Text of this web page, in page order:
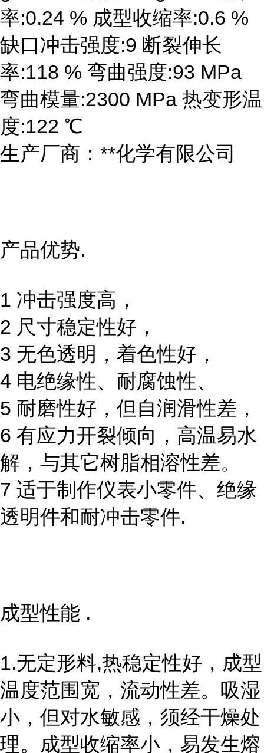
率:0.24 % 成型收缩率:0.6 %
缺口冲击强度:9 断裂伸长
率:118 % 弯曲强度:93 MPa
弯曲模量:2300 MPa 热变形温
度:122 ℃
生产厂商：**化学有限公司
产品优势.
1 冲击强度高，
2 尺寸稳定性好，
3 无色透明，着色性好，
4 电绝缘性、耐腐蚀性、
5 耐磨性好，但自润滑性差，
6 有应力开裂倾向，高温易水
解，与其它树脂相溶性差。
7 适于制作仪表小零件、绝缘
透明件和耐冲击零件.
成型性能 .
1.无定形料,热稳定性好，成型
温度范围宽，流动性差。吸湿
小，但对水敏感，须经干燥处
理。成型收缩率小，易发生熔